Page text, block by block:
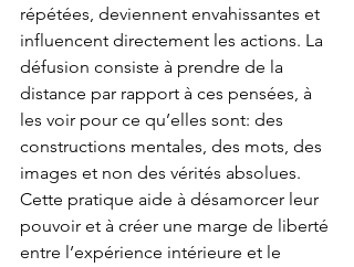
répétées, deviennent envahissantes et
influencent directement les actions. La
défusion consiste à prendre de la
distance par rapport à ces pensées, à
les voir pour ce qu’elles sont: des
constructions mentales, des mots, des
images et non des vérités absolues.
Cette pratique aide à désamorcer leur
pouvoir et à créer une marge de liberté
entre l’expérience intérieure et le